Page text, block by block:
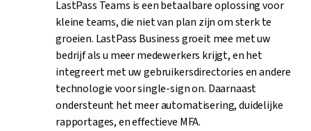
LastPass Teams is een betaalbare oplossing voor
kleine teams, die niet van plan zijn om sterk te
groeien. LastPass Business groeit mee met uw
bedrijf als u meer medewerkers krijgt, en het
integreert met uw gebruikersdirectories en andere
technologie voor single-sign on. Daarnaast
ondersteunt het meer automatisering, duidelijke
rapportages, en effectieve MFA.